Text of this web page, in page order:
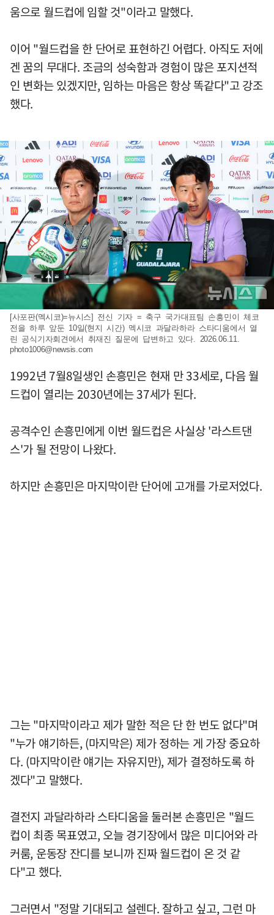
움으로 월드컵에 임할 것"이라고 말했다.
이어 "월드컵을 한 단어로 표현하긴 어렵다. 아직도 저에
겐 꿈의 무대다. 조금의 성숙함과 경험이 많은 포지션적
인 변화는 있겠지만, 임하는 마음은 항상 똑같다"고 강조
했다.
[사포판(멕시코)=뉴시스] 전신 기자 = 축구 국가대표팀 손흥민이 체코
전을 하루 앞둔 10일(현지 시간) 멕시코 과달라하라 스타디움에서 열
린 공식기자회견에서 취재진 질문에 답변하고 있다. 2026.06.11.
photo1006@newsis.com
1992년 7월8일생인 손흥민은 현재 만 33세로, 다음 월
드컵이 열리는 2030년에는 37세가 된다.
공격수인 손흥민에게 이번 월드컵은 사실상 '라스트댄
스'가 될 전망이 나왔다.
하지만 손흥민은 마지막이란 단어에 고개를 가로저었다.
그는 "마지막이라고 제가 말한 적은 단 한 번도 없다"며
"누가 얘기하든, (마지막은) 제가 정하는 게 가장 중요하
다. (마지막이란 얘기는 자유지만), 제가 결정하도록 하
겠다"고 말했다.
결전지 과달라하라 스타디움을 둘러본 손흥민은 "월드
컵이 최종 목표였고, 오늘 경기장에서 많은 미디어와 라
커룸, 운동장 잔디를 보니까 진짜 월드컵이 온 것 같
다"고 했다.
그러면서 "정말 기대되고 설렌다. 잘하고 싶고, 그런 마